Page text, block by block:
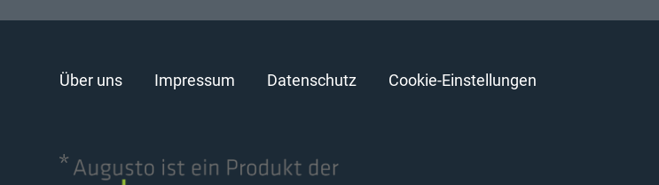
Über uns Impressum Datenschutz Cookie-Einstellungen